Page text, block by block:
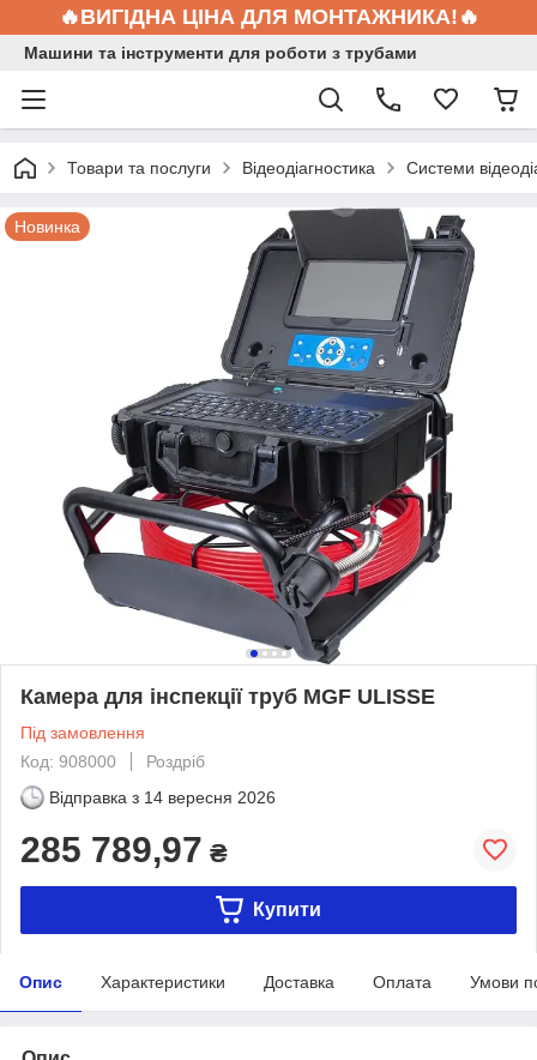
🔥ВИГІДНА ЦІНА ДЛЯ МОНТАЖНИКА!🔥
Машини та інструменти для роботи з трубами
Товари та послуги Відеодіагностика Системи
Новинка
Камера для інспекції труб MGF ULISSE
Під замовлення
Код: 908000
Роздріб
Відправка з 14 вересня 2026
285 789,97 ₴
Купити
Опис Характеристики Доставка Оплата Умови